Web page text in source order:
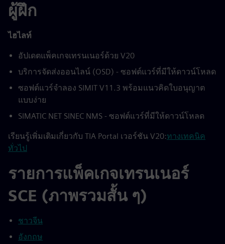
ผู้ฝึก
ไฮไลท์
อัปเดตแพ็คเกจเทรนเนอร์ด้วย V20
บริการจัดส่งออนไลน์ (OSD) - ซอฟต์แวร์ที่มีให้ดาวน์โหลด
ซอฟต์แวร์จำลอง SIMIT V11.3 พร้อมแนวคิดใบอนุญาต
แบบง่าย
SIMATIC NET SINEC NMS - ซอฟต์แวร์ที่มีให้ดาวน์โหลด
เรียนรู้เพิ่มเติมเกี่ยวกับ TIA Portal เวอร์ชัน V20:ทางเทคนิค
ทั่วไป
รายการแพ็คเกจเทรนเนอร์
SCE (ภาพรวมสั้น ๆ)
ชาวจีน
อังกฤษ